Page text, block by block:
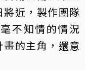
將近，製作團隊
不知情的情況
的主角，還意